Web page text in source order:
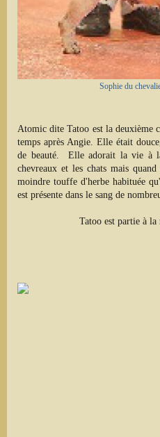
Sophie du
Atomic dite Tatoo est la deuxième
temps après Angie. Elle était
de beauté. Elle adorait la vie à
chevreaux et les chats mais
moindre touffe d'herbe habituée
est présente dans le sang de
Tatoo est partie à